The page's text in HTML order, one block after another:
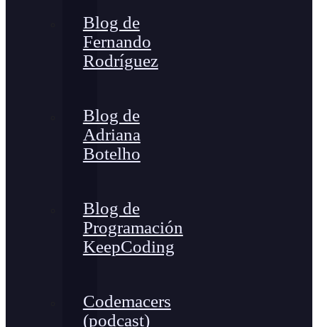
Blog de
Fernando
Rodríguez
Blog de
Adriana
Botelho
Blog de
Programación
KeepCoding
Codemacers
(podcast)